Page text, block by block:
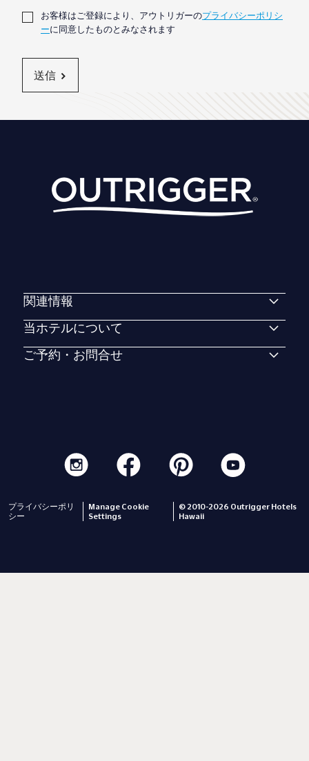
お客様はご登録により、アウトリガーのプライバシーポリシ
ーに同意したものとみなされます
送信
関連情報
当ホテルについて
ご予約・お問合せ
プライバシーポリ
シー
Manage Cookie
Settings
© 2010-2026 Outrigger Hotels
Hawaii